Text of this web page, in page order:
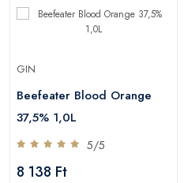
GIN
Beefeater Blood Orange
37,5% 1,0L
5/5
8 138 Ft